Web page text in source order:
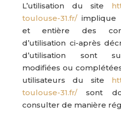
L’utilisation du site
toulouse-31.fr/implique
et entière des
d’utilisation ci-après
d’utilisation sont
modifiées ou
utilisateurs du site
toulouse-31.fr/sont
consulter de manière